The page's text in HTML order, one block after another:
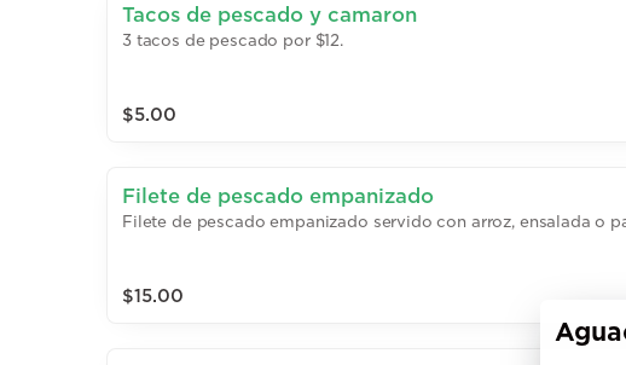
Tacos de pescado y camaron
3 tacos de pescado por $12.
$5.00
Filete de pescado empanizado
Filete de pescado empanizado servido con arroz, ensalada o
$15.00